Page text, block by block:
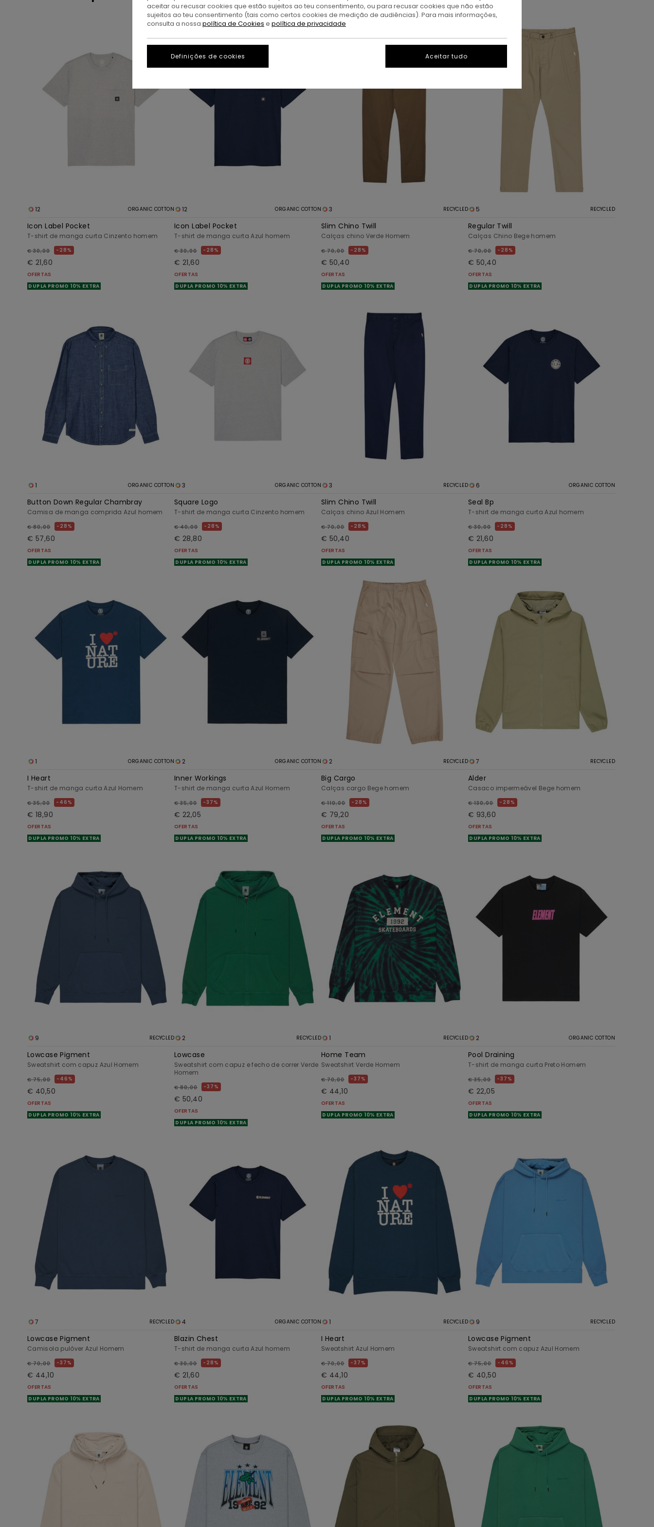
12 ORGANIC COTTON
Icon Label Pocket
T-shirt de manga curta Cinzento homem
€ 30,00 28%
€ 21,60
OFERTAS
DUPLA PROMO 10% EXTRA
12 ORGANIC COTTON
Icon Label Pocket
T-shirt de manga curta Azul homem
€ 30,00 28%
€ 21,60
OFERTAS
DUPLA PROMO 10% EXTRA
3 RECYCLED
Slim Chino Twill
Calças chino Verde Homem
€ 70,00 28%
€ 50,40
OFERTAS
DUPLA PROMO 10% EXTRA
5 RECYCLED
Regular Twill
Calças Chino Bege homem
€ 70,00 28%
€ 50,40
OFERTAS
DUPLA PROMO 10% EXTRA
1 ORGANIC COTTON
Button Down Regular Chambray
Camisa de manga comprida Azul homem
€ 80,00 28%
€ 57,60
OFERTAS
DUPLA PROMO 10% EXTRA
3 ORGANIC COTTON
Square Logo
T-shirt de manga curta Cinzento homem
€ 40,00 28%
€ 28,80
OFERTAS
DUPLA PROMO 10% EXTRA
3 RECYCLED
Slim Chino Twill
Calças chino Azul Homem
€ 70,00 28%
€ 50,40
OFERTAS
DUPLA PROMO 10% EXTRA
6 ORGANIC COTTON
Seal Bp
T-shirt de manga curta Azul homem
€ 30,00 28%
€ 21,60
OFERTAS
DUPLA PROMO 10% EXTRA
1 ORGANIC COTTON
I Heart
T-shirt de manga curta Azul Homem
€ 35,00 46%
€ 18,90
OFERTAS
DUPLA PROMO 10% EXTRA
2 ORGANIC COTTON
Inner Workings
T-shirt de manga curta Azul Homem
€ 35,00 37%
€ 22,05
OFERTAS
DUPLA PROMO 10% EXTRA
2 RECYCLED
Big Cargo
Calças cargo Bege homem
€ 110,00 28%
€ 79,20
OFERTAS
DUPLA PROMO 10% EXTRA
7 RECYCLED
Alder
Casaco impermeável Bege homem
€ 130,00 28%
€ 93,60
OFERTAS
DUPLA PROMO 10% EXTRA
9 RECYCLED
Lowcase Pigment
Sweatshirt com capuz Azul Homem
€ 75,00 46%
€ 40,50
OFERTAS
DUPLA PROMO 10% EXTRA
2 RECYCLED
Lowcase
Sweatshirt com capuz e fecho de correr Verde
Homem
€ 80,00 37%
€ 50,40
OFERTAS
DUPLA PROMO 10% EXTRA
1 RECYCLED
Home Team
Sweatshirt Verde Homem
€ 70,00 37%
€ 44,10
OFERTAS
DUPLA PROMO 10% EXTRA
2 ORGANIC COTTON
Pool Draining
T-shirt de manga curta Preto Homem
€ 35,00 37%
€ 22,05
OFERTAS
DUPLA PROMO 10% EXTRA
7 RECYCLED
Lowcase Pigment
Camisola pulôver Azul Homem
€ 70,00 37%
€ 44,10
OFERTAS
DUPLA PROMO 10% EXTRA
4 ORGANIC COTTON
Blazin Chest
T-shirt de manga curta Azul homem
€ 30,00 28%
€ 21,60
OFERTAS
DUPLA PROMO 10% EXTRA
1 RECYCLED
I Heart
Sweatshirt Azul Homem
€ 70,00 37%
€ 44,10
OFERTAS
DUPLA PROMO 10% EXTRA
9 RECYCLED
Lowcase Pigment
Sweatshirt com capuz Azul Homem
€ 75,00 46%
€ 40,50
OFERTAS
DUPLA PROMO 10% EXTRA
aceitar ou recusar cookies que estão sujeitos ao teu consentimento, ou para recusar cookies que não estão
sujeitos ao teu consentimento (tais como certos cookies de medição de audiências). Para mais informações,
consulta a nossa política de Cookies e política de privacidade
Definições de cookies Aceitar tudo